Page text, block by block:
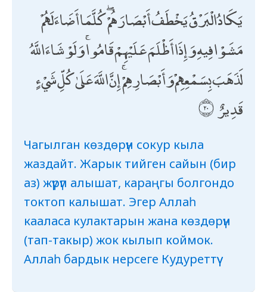
يَكَادُ الْبَرْقُ يَخْطَفُ أَبْصَارَهُمْ ۖ كُلَّمَا أَضَاءَ لَهُمْ
مَشَوْا فِيهِ وَإِذَا أَظْلَمَ عَلَيْهِمْ قَامُوا ۚ وَلَوْ شَاءَ اللَّهُ
لَذَهَبَ بِسَمْعِهِمْ وَأَبْصَارِهِمْ ۚ إِنَّ اللَّهَ عَلَىٰ كُلِّ شَيْءٍ
قَدِيرٌ
Чагылган көздөрүн сокур кыла
жаздайт. Жарык тийген сайын (бир
аз) жүрүп алышат, караңгы болгондо
токтоп калышат. Эгер Аллаһ
кааласа кулактарын жана көздөрүн
(тап-такыр) жок кылып коймок.
Аллаһ бардык нерсеге Кудуреттүү